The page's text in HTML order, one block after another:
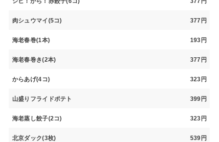
肉シュウマイ(5コ) 377円
海老春巻(1本) 193円
海老春巻き(2本) 377円
からあげ(4コ) 323円
山盛りフライドポテト 399円
海老蒸し餃子(2コ) 323円
北京ダック(3枚) 539円